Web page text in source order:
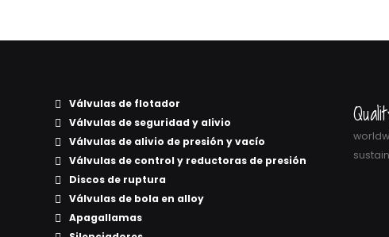
Válvulas de flotador
Válvulas de seguridad y alivio
Válvulas de alivio de presión y vacío
Válvulas de control y reductoras de presión
Discos de ruptura
Válvulas de bola en alloy
Apagallamas